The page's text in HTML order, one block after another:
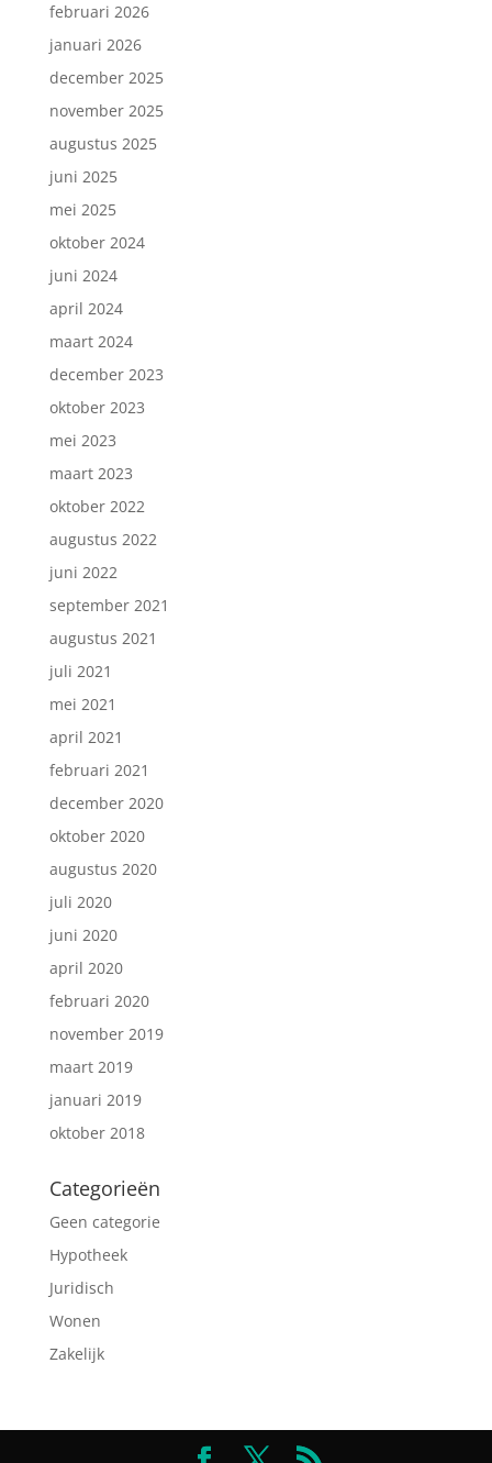
februari 2026
januari 2026
december 2025
november 2025
augustus 2025
juni 2025
mei 2025
oktober 2024
juni 2024
april 2024
maart 2024
december 2023
oktober 2023
mei 2023
maart 2023
oktober 2022
augustus 2022
juni 2022
september 2021
augustus 2021
juli 2021
mei 2021
april 2021
februari 2021
december 2020
oktober 2020
augustus 2020
juli 2020
juni 2020
april 2020
februari 2020
november 2019
maart 2019
januari 2019
oktober 2018
Categorieën
Geen categorie
Hypotheek
Juridisch
Wonen
Zakelijk